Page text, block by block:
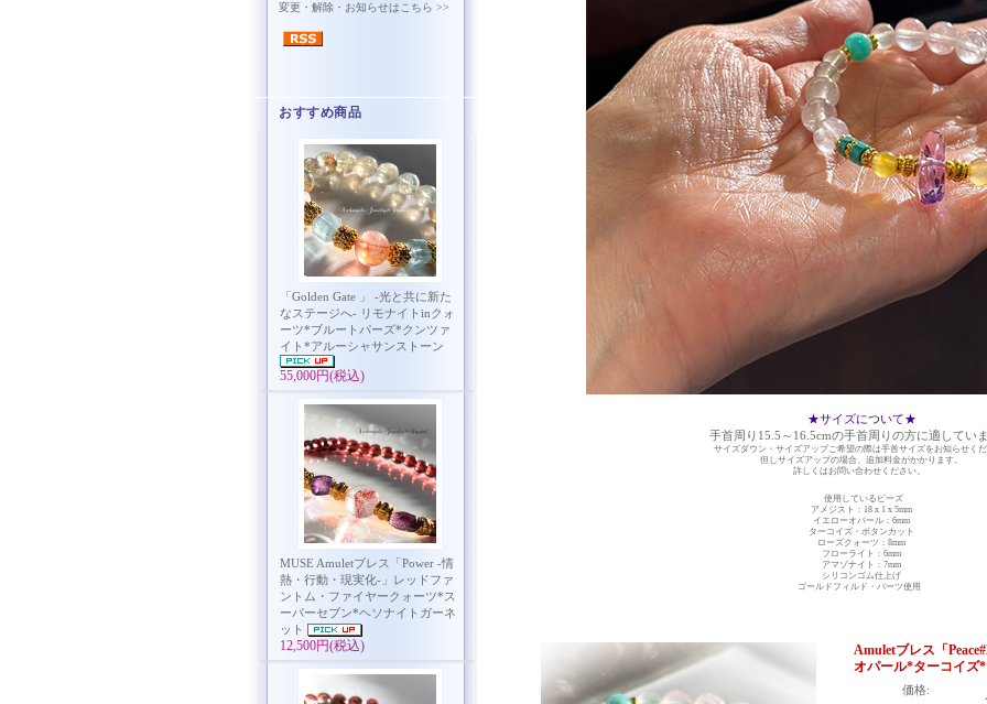
変更・解除・お知らせはこちら >>
おすすめ商品
「Golden Gate 」 -光と共に新た
なステージへ- リモナイトinクォ
ーツ*ブルートパーズ*クンツァ
イト*アルーシャサンストーン
55,000円(税込)
MUSE Amuletブレス「Power -情
熱・行動・現実化-」レッドファ
ントム・ファイヤークォーツ*ス
ーパーセブン*ヘソナイトガーネ
ット
12,500円(税込)
★サイズについて★
手首周り15.5～16.5cmの手首周りの方に適してい
サイズダウン・サイズアップご希望の際は手首サイズをお知らせく
但しサイズアップの場合、追加料金がかかります。
詳しくはお問い合わせください。
使用しているビーズ
アメジスト：18 x 1 x 5mm
イエローオパール：6mm
ターコイズ・ボタンカット
ローズクォーツ：8mm
フローライト：6mm
アマゾナイト：7mm
シリコンゴム仕上げ
ゴールドフィルド・パーツ使用
Amuletブレス「
オパール*ターコイズ
価格: